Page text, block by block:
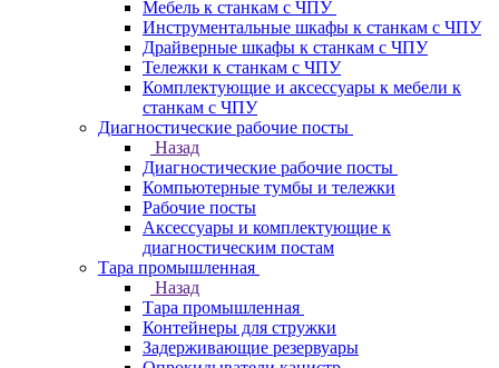
Мебель к станкам с ЧПУ
Инструментальные шкафы к станкам с ЧПУ
Драйверные шкафы к станкам с ЧПУ
Тележки к станкам с ЧПУ
Комплектующие и аксессуары к мебели к
станкам с ЧПУ
Диагностические рабочие посты
Назад
Диагностические рабочие посты
Компьютерные тумбы и тележки
Рабочие посты
Аксессуары и комплектующие к
диагностическим постам
Тара промышленная
Назад
Тара промышленная
Контейнеры для стружки
Задерживающие резервуары